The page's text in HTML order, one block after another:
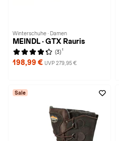
Winterschuhe · Damen
MEINDL · GTX Rauris
(3) 1
198,99 € UVP 279,95 €
Sale